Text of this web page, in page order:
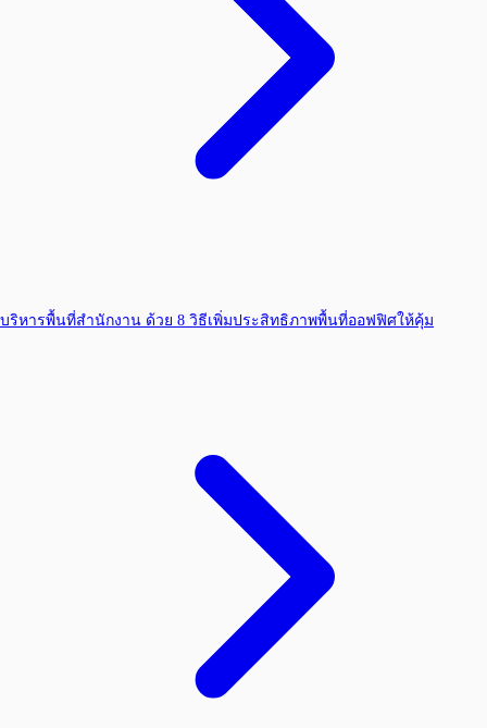
บริหารพื้นที่สำนักงาน ด้วย 8 วิธีเพิ่มประสิทธิภาพพื้นที่ออฟฟิศให้คุ้ม